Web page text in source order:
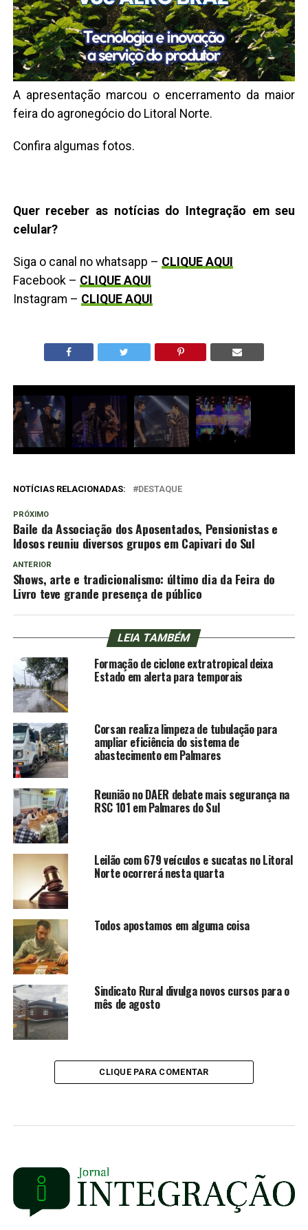
A apresentação marcou o encerramento da maior
feira do agronegócio do Litoral Norte.
Confira algumas fotos.
Quer receber as notícias do Integração em seu
celular?
Siga o canal no whatsapp – CLIQUE AQUI
Facebook – CLIQUE AQUI
Instagram – CLIQUE AQUI
NOTÍCIAS RELACIONADAS: DESTAQUE
PRÓXIMO
Baile da Associação dos Aposentados, Pensionistas e
Idosos reuniu diversos grupos em Capivari do Sul
ANTERIOR
Shows, arte e tradicionalismo: último dia da Feira do
Livro teve grande presença de público
LEIA TAMBÉM
Formação de ciclone extratropical deixa
Estado em alerta para temporais
Corsan realiza limpeza de tubulação para
ampliar eficiência do sistema de
abastecimento em Palmares
Reunião no DAER debate mais segurança na
RSC 101 em Palmares do Sul
Leilão com 679 veículos e sucatas no Litoral
Norte ocorrerá nesta quarta
Todos apostamos em alguma coisa
Sindicato Rural divulga novos cursos para o
mês de agosto
CLIQUE PARA COMENTAR